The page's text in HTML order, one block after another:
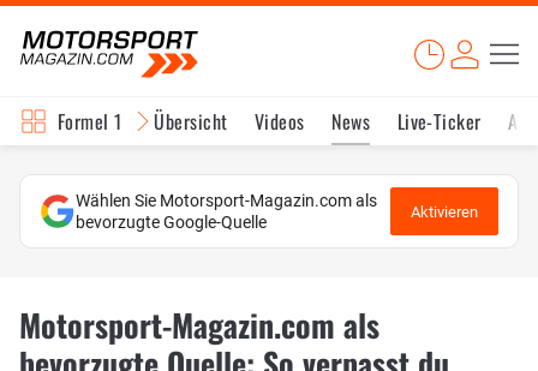
Formel 1 Übersicht Videos News Live-Ticker
Wählen Sie Motorsport-Magazin.com als
bevorzugte Google-Quelle
Aktivieren
Motorsport-Magazin.com als